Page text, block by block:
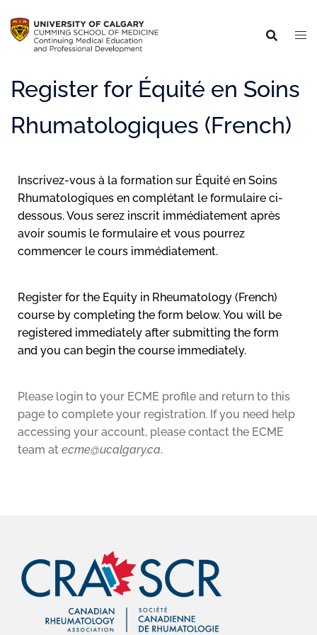
Register for Équité en Soins
Rhumatologiques (French)
Inscrivez-vous à la formation sur Équité en Soins
Rhumatologiques en complétant le formulaire ci-
dessous. Vous serez inscrit immédiatement après
avoir soumis le formulaire et vous pourrez
commencer le cours immédiatement.
Register for the Equity in Rheumatology (French)
course by completing the form below. You will be
registered immediately after submitting the form
and you can begin the course immediately.
Please login to your ECME profile and return to this
page to complete your registration. If you need help
accessing your account, please contact the ECME
team at ecme@ucalgary.ca.